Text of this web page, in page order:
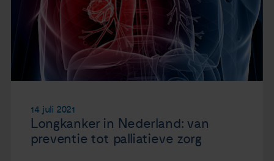
14 juli 2021
Longkanker in Nederland: van
preventie tot palliatieve zorg